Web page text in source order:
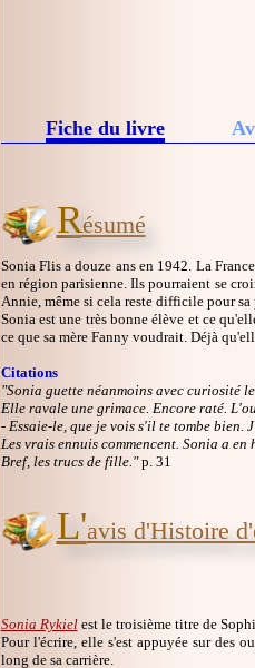
Fiche du livre
Résumé
Sonia Flis a douze ans en 1942. La
en région parisienne. Ils pourraient se
Annie, même si cela reste difficile pour sa
Sonia est une très bonne élève et ce
ce que sa mère Fanny voudrait. Déjà
Citations
"Sonia guette néanmoins avec curiosité
Elle ravale une grimace. Encore raté.
- Essaie-le, que je vois s'il te tombe bien.
Les vrais ennuis commencent. Sonia a en
Bref, les trucs de fille."p. 31
L'avis d'Histoire
Sonia Rykielest le troisième titre de
Pour l'écrire, elle s'est appuyée sur des
long de sa carrière.